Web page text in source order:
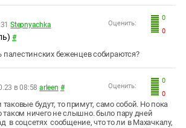
0
0
Оценить:
Stepnyachka
#
беженцев собираются?
0
0
Оценить:
в 08:58 arleen #
таковые будут, то примут, само собой. Но пока
таком ничего не слышно. было пару дней
в соцсетях сообщение, что то ли в Махачкалу,